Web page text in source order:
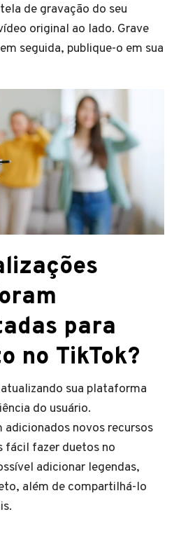
de gravação do seu
original ao lado. Grave
seguida, publique-o em sua
para
no TikTok?
sua plataforma
do usuário.
novos recursos
fácil fazer duetos no
adicionar legendas,
além de compartilhá-lo